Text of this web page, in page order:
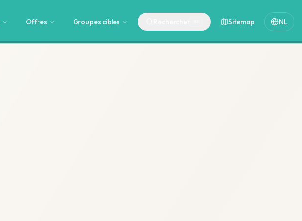
Offres Groupes cibles Sitemap NL